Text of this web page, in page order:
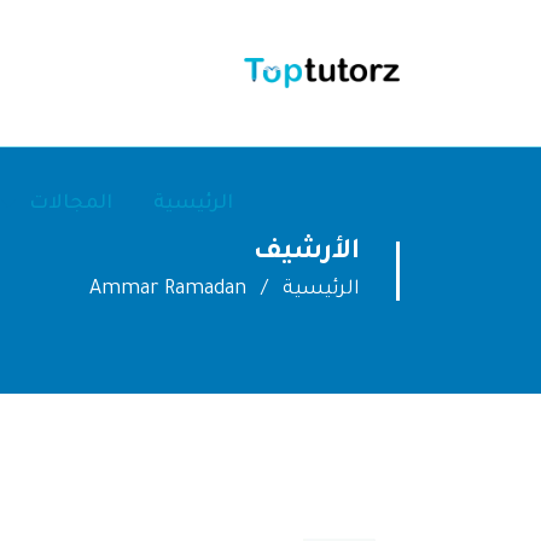
الرئيسية المجالات
الأرشيف
الرئيسية Ammar Ramadan